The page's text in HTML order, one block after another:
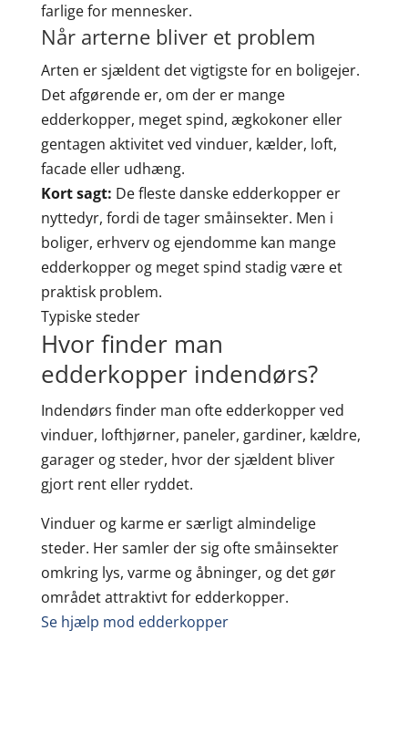
farlige for mennesker.
Når arterne bliver et problem
Arten er sjældent det vigtigste for en boligejer.
Det afgørende er, om der er mange
edderkopper, meget spind, ægkokoner eller
gentagen aktivitet ved vinduer, kælder, loft,
facade eller udhæng.
Kort sagt: De fleste danske edderkopper er
nyttedyr, fordi de tager småinsekter. Men i
boliger, erhverv og ejendomme kan mange
edderkopper og meget spind stadig være et
praktisk problem.
Typiske steder
Hvor finder man
edderkopper indendørs?
Indendørs finder man ofte edderkopper ved
vinduer, lofthjørner, paneler, gardiner, kældre,
garager og steder, hvor der sjældent bliver
gjort rent eller ryddet.
Vinduer og karme er særligt almindelige
steder. Her samler der sig ofte småinsekter
omkring lys, varme og åbninger, og det gør
området attraktivt for edderkopper.
Se hjælp mod edderkopper